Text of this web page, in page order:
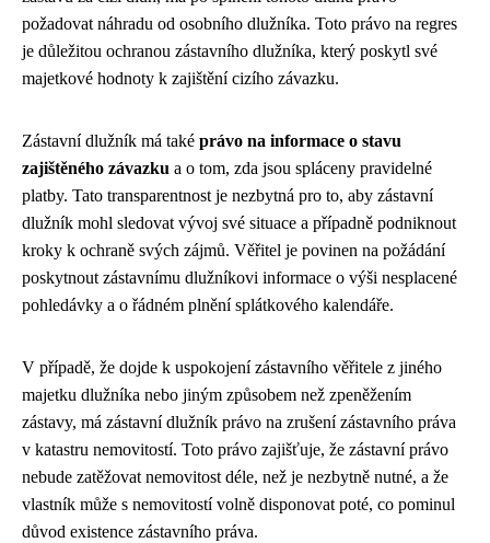
požadovat náhradu od osobního dlužníka. Toto právo na regres
je důležitou ochranou zástavního dlužníka, který poskytl své
majetkové hodnoty k zajištění cizího závazku.
Zástavní dlužník má také právo na informace o stavu
zajištěného závazku a o tom, zda jsou spláceny pravidelné
platby. Tato transparentnost je nezbytná pro to, aby zástavní
dlužník mohl sledovat vývoj své situace a případně podniknout
kroky k ochraně svých zájmů. Věřitel je povinen na požádání
poskytnout zástavnímu dlužníkovi informace o výši nesplacené
pohledávky a o řádném plnění splátkového kalendáře.
V případě, že dojde k uspokojení zástavního věřitele z jiného
majetku dlužníka nebo jiným způsobem než zpeněžením
zástavy, má zástavní dlužník právo na zrušení zástavního práva
v katastru nemovitostí. Toto právo zajišťuje, že zástavní právo
nebude zatěžovat nemovitost déle, než je nezbytně nutné, a že
vlastník může s nemovitostí volně disponovat poté, co pominul
důvod existence zástavního práva.